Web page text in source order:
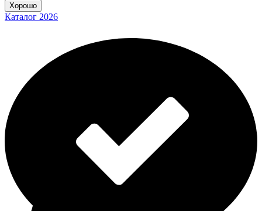
Хорошо
Каталог 2026